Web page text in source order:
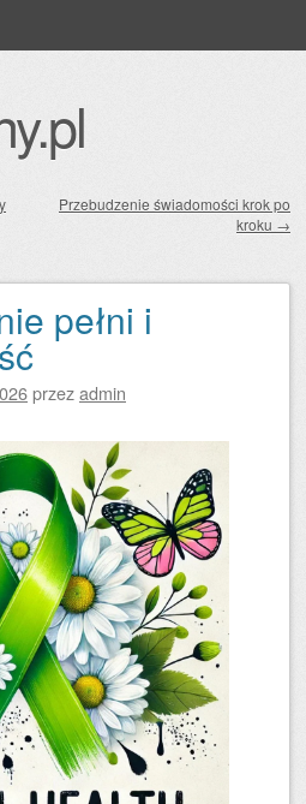
Przebudzenie świadomości krok po
kroku →
pełni i
przezadmin